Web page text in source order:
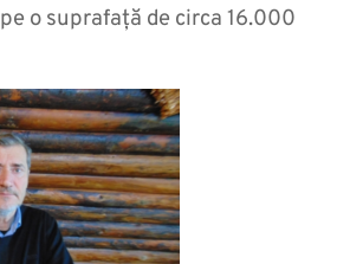
o suprafață de circa 16.000